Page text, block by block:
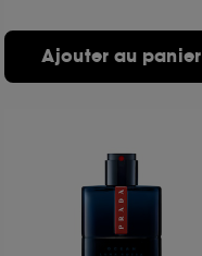
Ajouter au panier